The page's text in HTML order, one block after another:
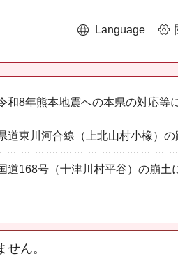
Language
和8年熊本地震への本県の対応等
道東川河合線（上北山村小橡）
道168号（十津川村平谷）の崩
ん。